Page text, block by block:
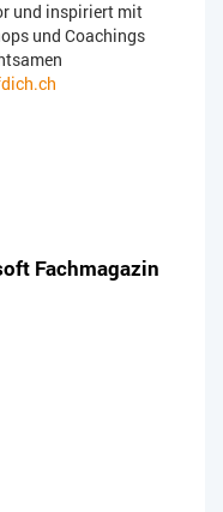
und inspiriert mit
und Coachings
Fachmagazin